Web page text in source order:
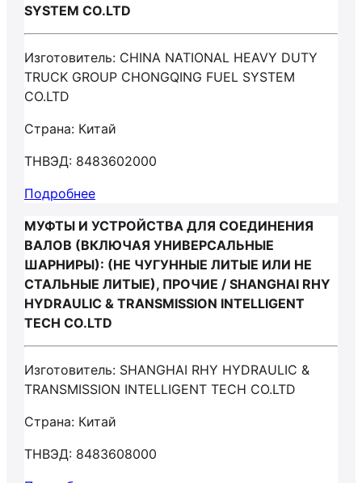
SYSTEM CO.LTD
Изготовитель: CHINA NATIONAL HEAVY DUTY
TRUCK GROUP CHONGQING FUEL SYSTEM
CO.LTD
Страна: Китай
ТНВЭД: 8483602000
Подробнее
МУФТЫ И УСТРОЙСТВА ДЛЯ СОЕДИНЕНИЯ
ВАЛОВ (ВКЛЮЧАЯ УНИВЕРСАЛЬНЫЕ
ШАРНИРЫ): (НЕ ЧУГУННЫЕ ЛИТЫЕ ИЛИ НЕ
СТАЛЬНЫЕ ЛИТЫЕ), ПРОЧИЕ / SHANGHAI RHY
HYDRAULIC & TRANSMISSION INTELLIGENT
TECH CO.LTD
Изготовитель: SHANGHAI RHY HYDRAULIC &
TRANSMISSION INTELLIGENT TECH CO.LTD
Страна: Китай
ТНВЭД: 8483608000